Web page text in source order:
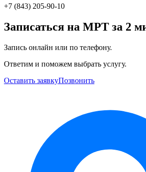
+7 (843) 205-90-10
Записаться на МРТ за 2
Запись онлайн или по телефону.
Ответим и поможем выбрать услугу.
Оставить заявкуПозвонить